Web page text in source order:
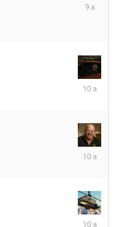
16
16
20
22